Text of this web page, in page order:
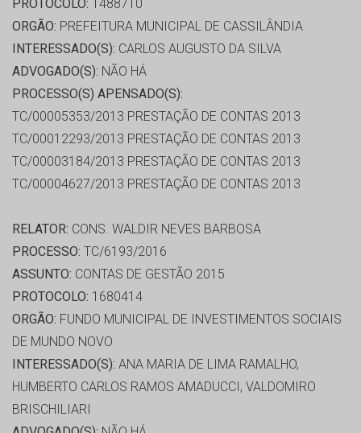
PROTOCOLO: 1488710
ORGÃO: PREFEITURA MUNICIPAL DE CASSILÂNDIA
INTERESSADO(S): CARLOS AUGUSTO DA SILVA
ADVOGADO(S): NÃO HÁ
PROCESSO(S) APENSADO(S):
TC/00005353/2013 PRESTAÇÃO DE CONTAS 2013
TC/00012293/2013 PRESTAÇÃO DE CONTAS 2013
TC/00003184/2013 PRESTAÇÃO DE CONTAS 2013
TC/00004627/2013 PRESTAÇÃO DE CONTAS 2013
RELATOR: CONS. WALDIR NEVES BARBOSA
PROCESSO: TC/6193/2016
ASSUNTO: CONTAS DE GESTÃO 2015
PROTOCOLO: 1680414
ORGÃO: FUNDO MUNICIPAL DE INVESTIMENTOS SOCIAIS
DE MUNDO NOVO
INTERESSADO(S): ANA MARIA DE LIMA RAMALHO,
HUMBERTO CARLOS RAMOS AMADUCCI, VALDOMIRO
BRISCHILIARI